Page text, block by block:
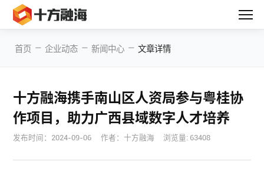
首页 — 企业动态 — 新闻中心 — 文章详情
十方融海携手南山区人资局参与粤桂协
作项目，助力广西县域数字人才培养
发布时间： 2024-09-06 作者：十方融海 浏览量: 63408